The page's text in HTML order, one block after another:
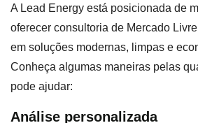
A Lead Energy está posicionada de
oferecer consultoria de Mercado
em soluções modernas, limpas e
Conheça algumas maneiras pelas
pode ajudar:
Análise personalizada